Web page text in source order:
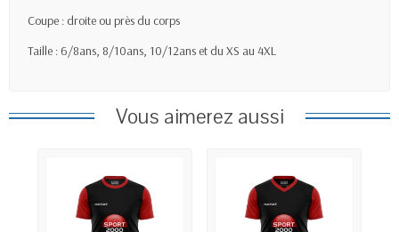
Coupe : droite ou près du corps
Taille : 6/8ans, 8/10ans, 10/12ans et du XS au 4XL
Vous aimerez aussi